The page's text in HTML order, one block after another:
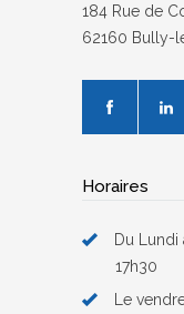
184 Rue de
62160 Bully-
Horaires
Du Lundi
17h30
Le